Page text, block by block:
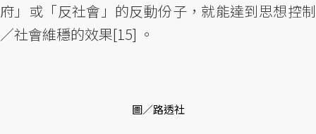
府」或「反社會」的反動份子，就能達到思想控制
／社會維穩的效果[15] 。
圖／路透社